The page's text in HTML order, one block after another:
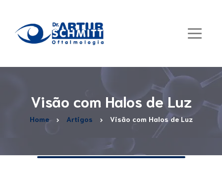
Visão com Halos de Luz
Home Artigos Visão com Halos de Luz